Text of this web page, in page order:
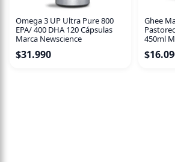
Preparación microondas: En un plato
microondas pon las Fungi Balls
capa y cocinarlas por 3 minutos a
¡Y listo!
Omega 3 UP Ultra Pure 800
EPA/ 400 DHA 120 Cápsulas
Marca Newscience
$31.990
Ghee
450ml
$